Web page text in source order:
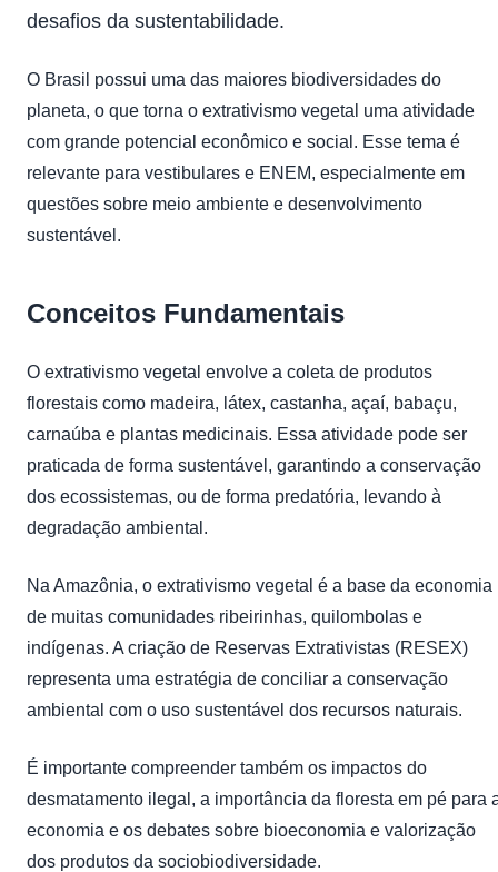
desafios da sustentabilidade.
O Brasil possui uma das maiores biodiversidades do
planeta, o que torna o extrativismo vegetal uma atividade
com grande potencial econômico e social. Esse tema é
relevante para vestibulares e ENEM, especialmente em
questões sobre meio ambiente e desenvolvimento
sustentável.
Conceitos Fundamentais
O extrativismo vegetal envolve a coleta de produtos
florestais como madeira, látex, castanha, açaí, babaçu,
carnaúba e plantas medicinais. Essa atividade pode ser
praticada de forma sustentável, garantindo a conservação
dos ecossistemas, ou de forma predatória, levando à
degradação ambiental.
Na Amazônia, o extrativismo vegetal é a base da economia
de muitas comunidades ribeirinhas, quilombolas e
indígenas. A criação de Reservas Extrativistas (RESEX)
representa uma estratégia de conciliar a conservação
ambiental com o uso sustentável dos recursos naturais.
É importante compreender também os impactos do
desmatamento ilegal, a importância da floresta em pé para
economia e os debates sobre bioeconomia e valorização
dos produtos da sociobiodiversidade.